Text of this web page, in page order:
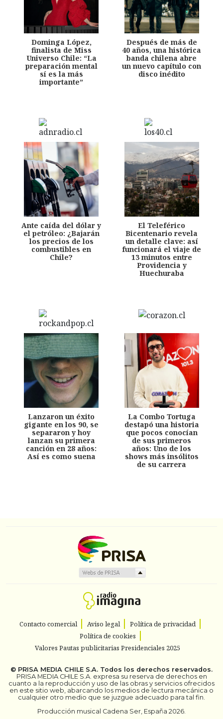
Dominga López,
finalista de Miss
Universo Chile: “La
preparación mental
sí es la más
importante”
Después de más de
40 años, una histórica
banda chilena abre
un nuevo capítulo con
disco inédito
Ante caída del dólar y
el petróleo: ¿Bajarán
los precios de los
combustibles en
Chile?
El Teleférico
Bicentenario revela
un detalle clave: así
funcionará el viaje de
13 minutos entre
Providencia y
Huechuraba
Lanzaron un éxito
gigante en los 90, se
separaron y hoy
lanzan su primera
canción en 28 años:
Así es como suena
La Combo Tortuga
destapó una historia
que pocos conocían
de sus primeros
años: Uno de los
shows más insólitos
de su carrera
Contacto comercial Aviso legal
Política de privacidad
Política de cookies
Valores Pautas publicitarias Presidenciales 2025
© PRISA MEDIA CHILE S.A. Todos los derechos reservados.
PRISA MEDIA CHILE S.A. expresa su reserva de derechos en
cuanto a la reproducción y uso de las obras y servicios ofrecidos
en este sitio web, abarcando los medios de lectura mecánica o
cualquier otro medio que se juzgue adecuado para tal fin.
Producción musical Cadena Ser, España 2026.